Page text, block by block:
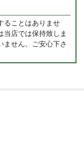
ることはありませ
当店では保持致しま
ません。ご安心下さ